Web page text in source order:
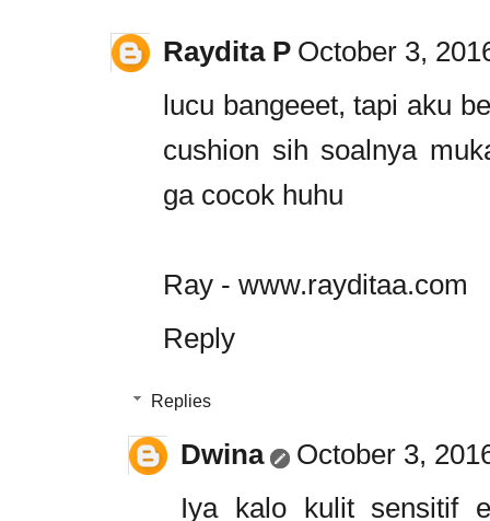
Raydita P October 3,
lucu bangeeet, tapi aku
cushion sih soalnya
ga cocok huhu
Ray - www.rayditaa.com
Reply
Replies
Dwina
October 3,
Iya kalo kulit sensitif